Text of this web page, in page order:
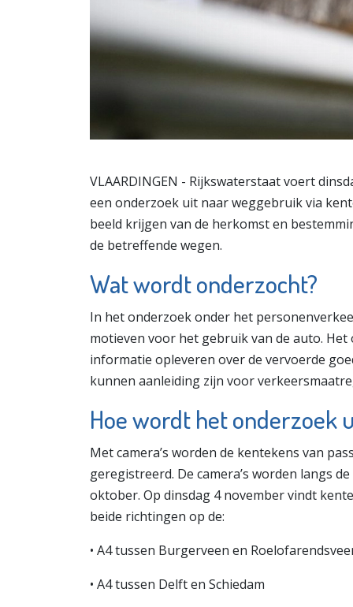
VLAARDINGEN - Rijkswaterstaat voert
een onderzoek uit naar weggebruik via
beeld krijgen van de herkomst en
de betreffende wegen.
Wat wordt onderzocht?
In het onderzoek onder het
motieven voor het gebruik van de auto.
informatie opleveren over de vervoerde
kunnen aanleiding zijn voor
Hoe wordt het onderzoek
Met camera’s worden de kentekens van
geregistreerd. De camera’s worden langs
oktober. Op dinsdag 4 november vindt
beide richtingen op de:
• A4 tussen Burgerveen en
• A4 tussen Delft en Schiedam